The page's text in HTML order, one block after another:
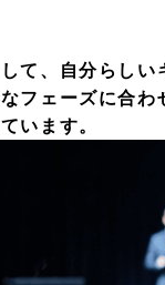
て、自分らしい
フェーズに合わ
います。